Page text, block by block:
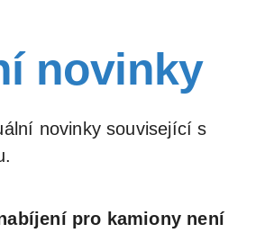
novinky
novinky související s
pro kamiony není